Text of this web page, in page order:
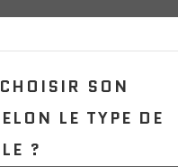
SON
LE TYPE DE
?